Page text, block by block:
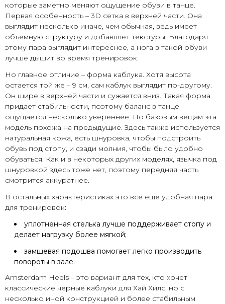
которые заметно меняют ощущение обуви в танце.
Первая особенность – 3D сетка в верхней части. Она
выглядит несколько иначе, чем обычная, ведь имеет
объемную структуру и добавляет текстуры. Благодаря
этому пара выглядит интереснее, а нога в такой обуви
лучше дышит во время тренировок.
Но главное отличие – форма каблука. Хотя высота
остается той же – 9 см, сам каблук выглядит по-другому.
Он шире в верхней части и сужается вниз. Такая форма
придает стабильности, поэтому баланс в танце
ощущается несколько увереннее. По базовым вещам эта
модель похожа на предыдущие. Здесь также используется
натуральная кожа, есть шнуровка, чтобы подстроить
обувь под стопу, и сзади молния, чтобы было удобно
обуваться. Как и в некоторых других моделях, язычка под
шнуровкой здесь тоже нет, поэтому передняя часть
смотрится аккуратнее.
В остальных характеристиках это все еще удобная пара
для тренировок:
уплотненная стелька лучше поддерживает стопу и
делает нагрузку более мягкой;
замшевая подошва помогает легко производить
повороты в зале.
Amsterdam Heels – это вариант для тех, кто хочет
классические черные каблуки для Хай Хилс, но с
несколько иной конструкцией и более стабильным